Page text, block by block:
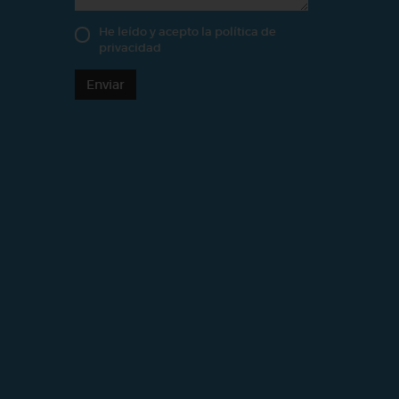
He leído y acepto la política de
privacidad
Enviar